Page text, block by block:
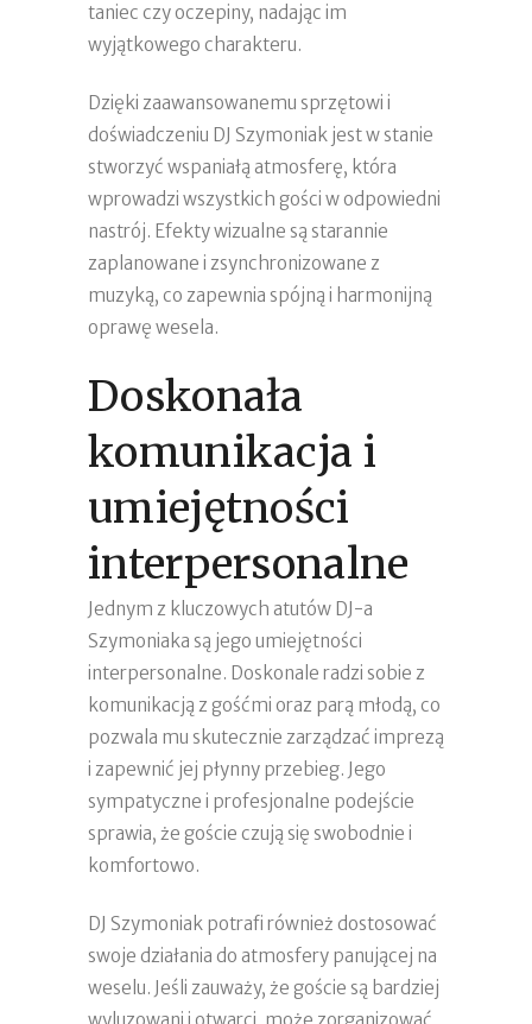
taniec czy oczepiny, nadając im
wyjątkowego charakteru.
Dzięki zaawansowanemu sprzętowi i
doświadczeniu DJ Szymoniak jest w stanie
stworzyć wspaniałą atmosferę, która
wprowadzi wszystkich gości w odpowiedni
nastrój. Efekty wizualne są starannie
zaplanowane i zsynchronizowane z
muzyką, co zapewnia spójną i harmonijną
oprawę wesela.
Doskonała
komunikacja i
umiejętności
interpersonalne
Jednym z kluczowych atutów DJ-a
Szymoniaka są jego umiejętności
interpersonalne. Doskonale radzi sobie z
komunikacją z gośćmi oraz parą młodą, co
pozwala mu skutecznie zarządzać imprezą
i zapewnić jej płynny przebieg. Jego
sympatyczne i profesjonalne podejście
sprawia, że goście czują się swobodnie i
komfortowo.
DJ Szymoniak potrafi również dostosować
swoje działania do atmosfery panującej na
weselu. Jeśli zauważy, że goście są bardziej